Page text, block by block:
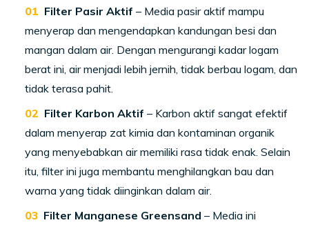
Filter Pasir Aktif – Media pasir aktif mampu
menyerap dan mengendapkan kandungan besi dan
mangan dalam air. Dengan mengurangi kadar logam
berat ini, air menjadi lebih jernih, tidak berbau logam, dan
tidak terasa pahit.
Filter Karbon Aktif – Karbon aktif sangat efektif
dalam menyerap zat kimia dan kontaminan organik
yang menyebabkan air memiliki rasa tidak enak. Selain
itu, filter ini juga membantu menghilangkan bau dan
warna yang tidak diinginkan dalam air.
Filter Manganese Greensand – Media ini